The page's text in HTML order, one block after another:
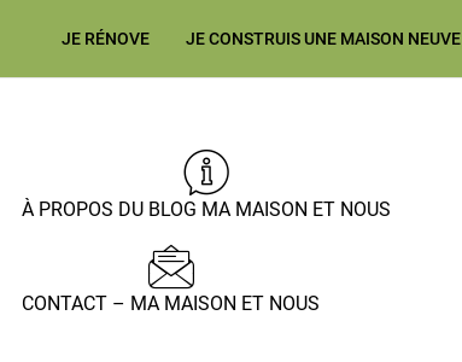
JE RÉNOVE JE CONSTRUIS UNE MAISON NEUVE
À PROPOS DU BLOG MA MAISON ET NOUS
CONTACT – MA MAISON ET NOUS